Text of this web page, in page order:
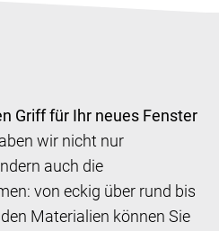
Griff für Ihr neues Fenster
wir nicht nur
auch die
von eckig über rund bis
Materialien können Sie